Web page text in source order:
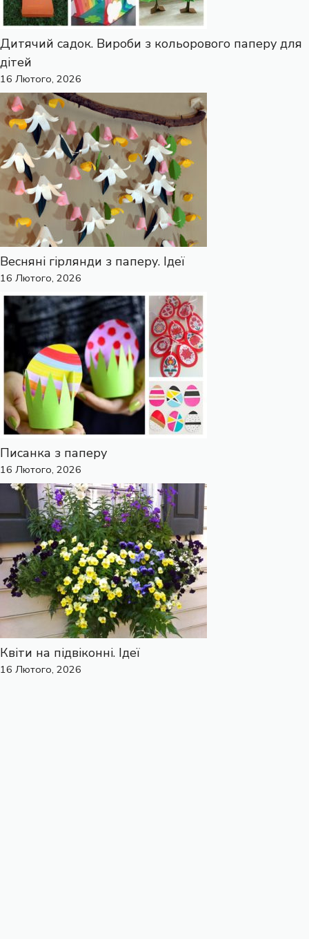
Дитячий садок. Вироби з кольорового паперу для
дітей
16 Лютого, 2026
Весняні гірлянди з паперу. Ідеї
16 Лютого, 2026
Писанка з паперу
16 Лютого, 2026
Квіти на підвіконні. Ідеї
16 Лютого, 2026